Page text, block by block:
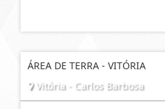
ÁREA DE TERRA - VITÓRIA
Vitória - Carlos Barbosa